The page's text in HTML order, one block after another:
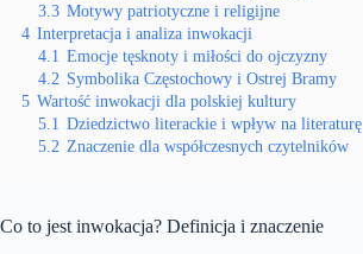
3.3 Motywy patriotyczne i religijne
4 Interpretacja i analiza inwokacji
4.1 Emocje tęsknoty i miłości do ojczyzny
4.2 Symbolika Częstochowy i Ostrej Bramy
5 Wartość inwokacji dla polskiej kultury
5.1 Dziedzictwo literackie i wpływ na literaturę
5.2 Znaczenie dla współczesnych czytelników
Co to jest inwokacja? Definicja i znaczenie